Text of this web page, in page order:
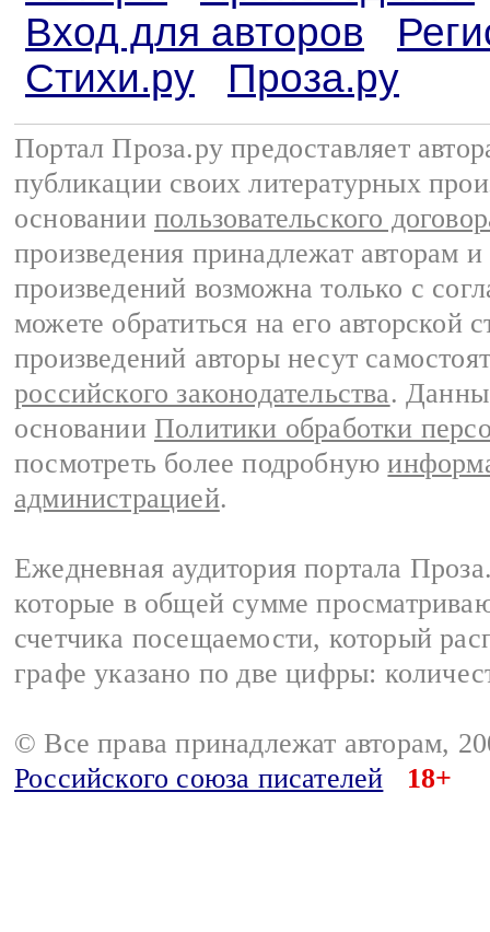
Вход для авторов
Стихи.ру
Проза.ру
Портал Проза.ру предоставляет
публикации своих литературных
основании пользовательского
произведения принадлежат авторам
произведений возможна только с
можете обратиться на его авторской
произведений авторы несут
российского законодательства.
основании Политики обработки
посмотреть более подробную
администрацией.
Ежедневная аудитория портала
которые в общей сумме
счетчика посещаемости, который
графе указано по две цифры:
© Все права принадлежат авторам,
Российского союза писателей
18+